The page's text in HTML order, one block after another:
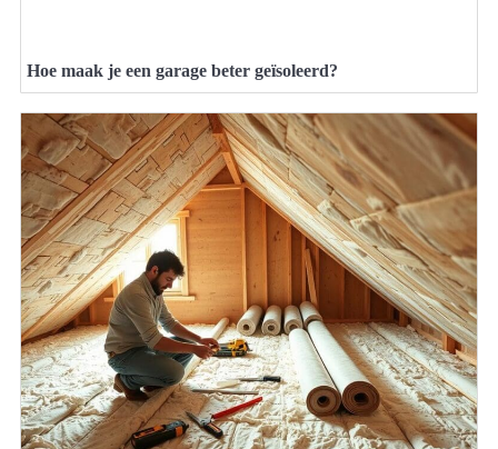
Hoe maak je een garage beter geïsoleerd?